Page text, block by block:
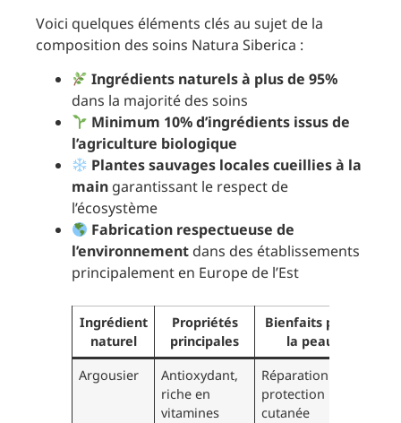
Voici quelques éléments clés au sujet de la
composition des soins Natura Siberica :
Ingrédients naturels à plus de 95%
dans la majorité des soins
Minimum 10% d’ingrédients issus de
l’agriculture biologique
Plantes sauvages locales cueillies à la
main garantissant le respect de
l’écosystème
Fabrication respectueuse de
l’environnement dans des établissements
principalement en Europe de l’Est
Ingrédient
naturel
Propriétés
principales
Bienfaits pour
la peau
Argousier
Antioxydant,
riche en
vitamines
Réparation et
protection
cutanée